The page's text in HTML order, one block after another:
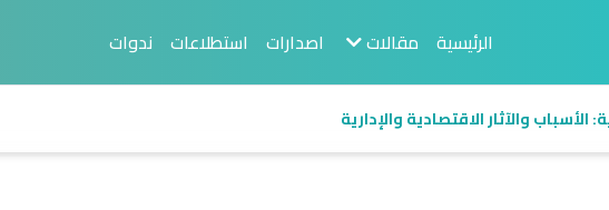
الرئيسية مقالات اصدارات استطلاعات ندوات
والآثار الاقتصادية والإدارية